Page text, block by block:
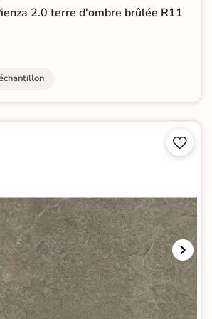
2.0 terre d'ombre brûlée R11

